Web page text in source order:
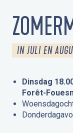
IN JULI EN
Dinsdag
Forêt-